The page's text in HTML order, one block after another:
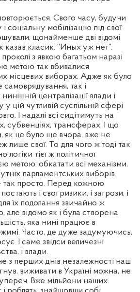
Свого часу, будучи
соціальну мобілізацію під свої
щонайменше дві відомі
казав класик: “Иных уж нет”.
з явкою багатьом наразі
метою так вбивалися
місцевих виборах. Адже як було
так і
централізації влади і
цій чутливій суспільній сфері
І надалі всі сидітимуть на
субвенціях, трансферах. І що
як це було ще вчора, вже не
лише свої. То для чого ж тоді так
логіки тієї ж політичної
метою: обкатати всі механізми,
парламентських виборів.
так просто. Перед кожною
і свої ризики, і загрози, і
їх подолання звичайно ж
але відомо як і була створена
яка нині працює в
Часто, де дуже задумуючись,
І саме звідси величезні
і влади.
з перших днів незалежності наш
виживати в Україні можна, не
Вже мільйони наших